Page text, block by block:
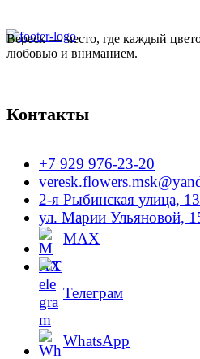
Вереск — место, где каждый
любовью и вниманием.
Контакты
+7 929 976-23-20
2-я Рыбинская улица, 13
ул. Марии Ульяновой,
MAX
Телеграм
WhatsApp